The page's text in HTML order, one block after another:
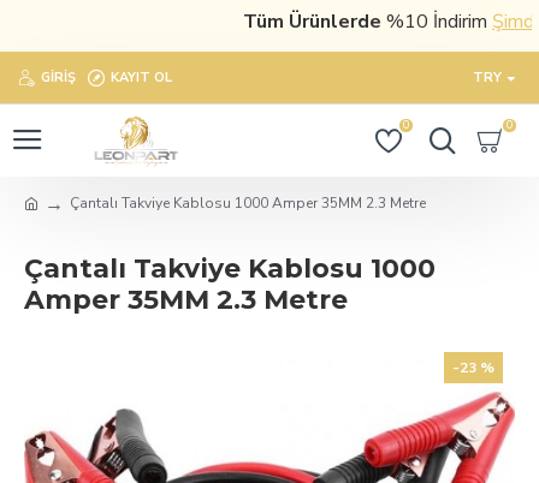
Tüm Ürünlerde%10 İndirimŞimdi
GIRIŞ KAYIT OL TRY
0 0
Çantalı Takviye Kablosu 1000 Amper 35MM 2.3 Metre
Çantalı Takviye Kablosu 1000
Amper 35MM 2.3 Metre
-23 %